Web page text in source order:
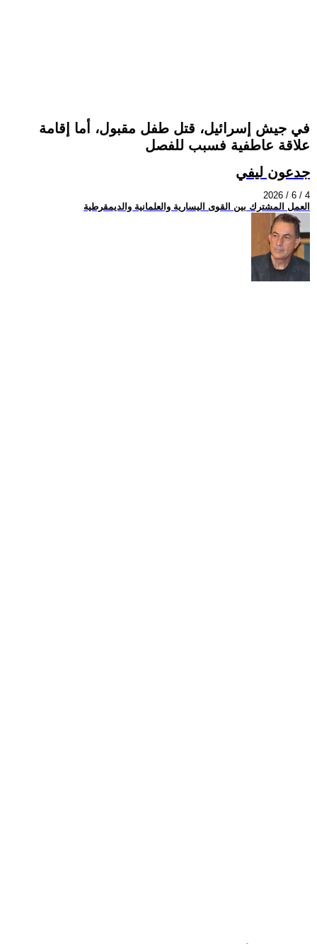
في جيش إسرائيل، قتل طفل مقبول، أما إقامة
علاقة عاطفية فسبب للفصل
جدعون ليفي
2026 / 6 / 4
العمل المشترك بين القوى اليسارية والعلمانية والديمقرطية